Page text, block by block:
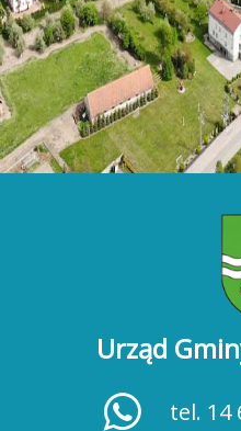
Urząd
tel. 14